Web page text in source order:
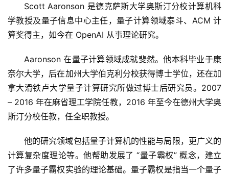
Scott Aaronson 是德克萨斯大学奥斯汀分校计算机科
学教授及量子信息中心主任，量子计算领域泰斗、ACM 计
算奖得主，如今在 OpenAI 从事理论研究。
Aaronson 在量子计算领域成就斐然。他本科毕业于康
奈尔大学，后在加州大学伯克利分校获得博士学位，还在加
拿大滑铁卢大学量子计算研究所做过博士后研究员。2007
– 2016 年在麻省理工学院任教，2016 年至今在德州大学奥
斯汀分校任教，任全职教授。
他的研究领域包括量子计算机的性能与局限，更广义的
计算复杂度理论等。他帮助发展了 “量子霸权” 概念，建立
了许多量子霸权实验的理论基础。量子霸权是指当一个量子